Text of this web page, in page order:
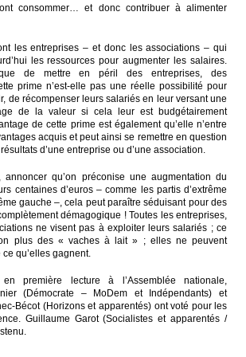
consommer… et donc contribuer à alimenter
les entreprises – et donc les associations – qui
les ressources pour augmenter les salaires.
de mettre en péril des entreprises, des
prime n’est-elle pas une réelle possibilité pour
de récompenser leurs salariés en leur versant une
de la valeur si cela leur est budgétairement
de cette prime est également qu’elle n’entre
acquis et peut ainsi se remettre en question
d’une entreprise ou d’une association.
annoncer qu’on préconise une augmentation du
centaines d’euros – comme les partis d’extrême
gauche –, cela peut paraître séduisant pour des
démagogique ! Toutes les entreprises,
ne visent pas à exploiter leurs salariés ; ce
plus des « vaches à lait » ; elles ne peuvent
qu’elles gagnent.
première lecture à l’Assemblée nationale,
(Démocrate – MoDem et Indépendants) et
Bécot (Horizons et apparentés) ont voté pour les
Guillaume Garot (Socialistes et apparentés /